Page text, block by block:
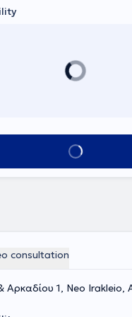
Book appointment
consultation
Αρκαδίου 1, Neo Irakleio,